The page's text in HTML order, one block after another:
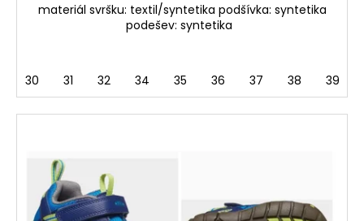
materiál svršku: textil/syntetika podšívka: syntetika
podešev: syntetika
30 31 32 34 35 36 37 38 39